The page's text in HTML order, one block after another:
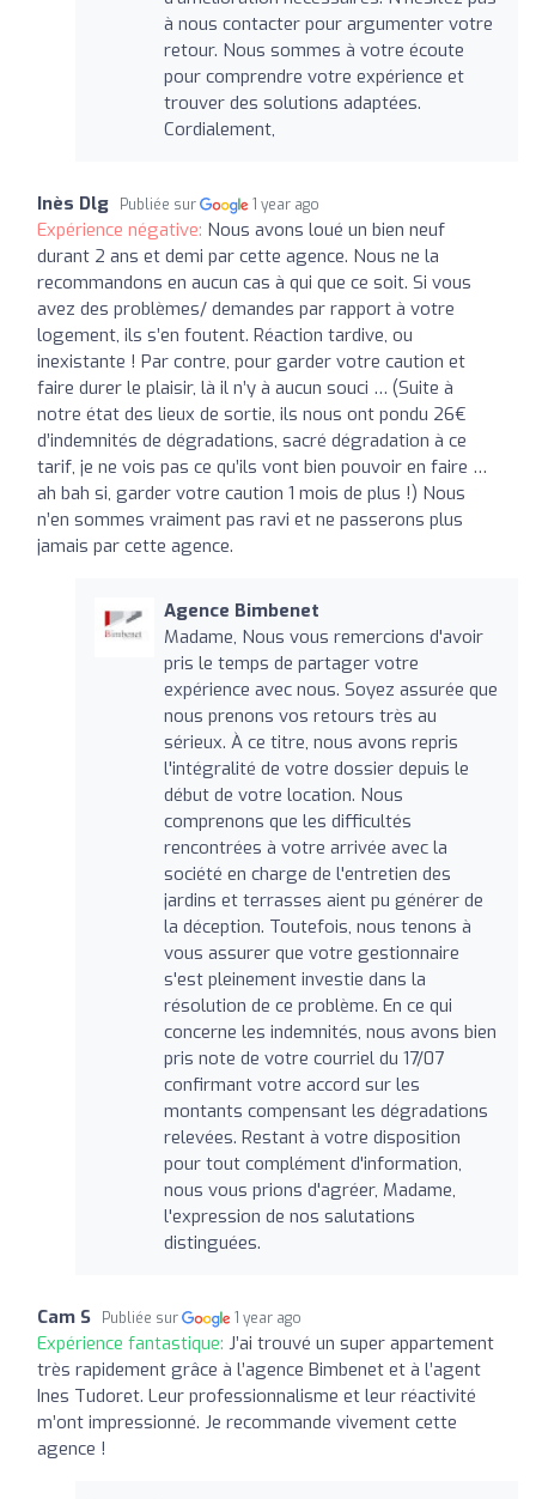
à nous contacter pour argumenter votre
retour. Nous sommes à votre écoute
pour comprendre votre expérience et
trouver des solutions adaptées.
Cordialement,
Inès Dlg Publiée sur 1 year ago
Expérience négative: Nous avons loué un bien neuf
durant 2 ans et demi par cette agence. Nous ne la
recommandons en aucun cas à qui que ce soit. Si vous
avez des problèmes/ demandes par rapport à votre
logement, ils s’en foutent. Réaction tardive, ou
inexistante ! Par contre, pour garder votre caution et
faire durer le plaisir, là il n’y à aucun souci … (Suite à
notre état des lieux de sortie, ils nous ont pondu 26€
d’indemnités de dégradations, sacré dégradation à ce
tarif, je ne vois pas ce qu’ils vont bien pouvoir en faire …
ah bah si, garder votre caution 1 mois de plus !) Nous
n’en sommes vraiment pas ravi et ne passerons plus
jamais par cette agence.
Agence Bimbenet
Madame, Nous vous remercions d'avoir
pris le temps de partager votre
expérience avec nous. Soyez assurée que
nous prenons vos retours très au
sérieux. À ce titre, nous avons repris
l'intégralité de votre dossier depuis le
début de votre location. Nous
comprenons que les difficultés
rencontrées à votre arrivée avec la
société en charge de l'entretien des
jardins et terrasses aient pu générer de
la déception. Toutefois, nous tenons à
vous assurer que votre gestionnaire
s'est pleinement investie dans la
résolution de ce problème. En ce qui
concerne les indemnités, nous avons bien
pris note de votre courriel du 17/07
confirmant votre accord sur les
montants compensant les dégradations
relevées. Restant à votre disposition
pour tout complément d'information,
nous vous prions d'agréer, Madame,
l'expression de nos salutations
distinguées.
Cam S Publiée sur 1 year ago
Expérience fantastique: J’ai trouvé un super appartement
très rapidement grâce à l’agence Bimbenet et à l’agent
Ines Tudoret. Leur professionnalisme et leur réactivité
m’ont impressionné. Je recommande vivement cette
agence !